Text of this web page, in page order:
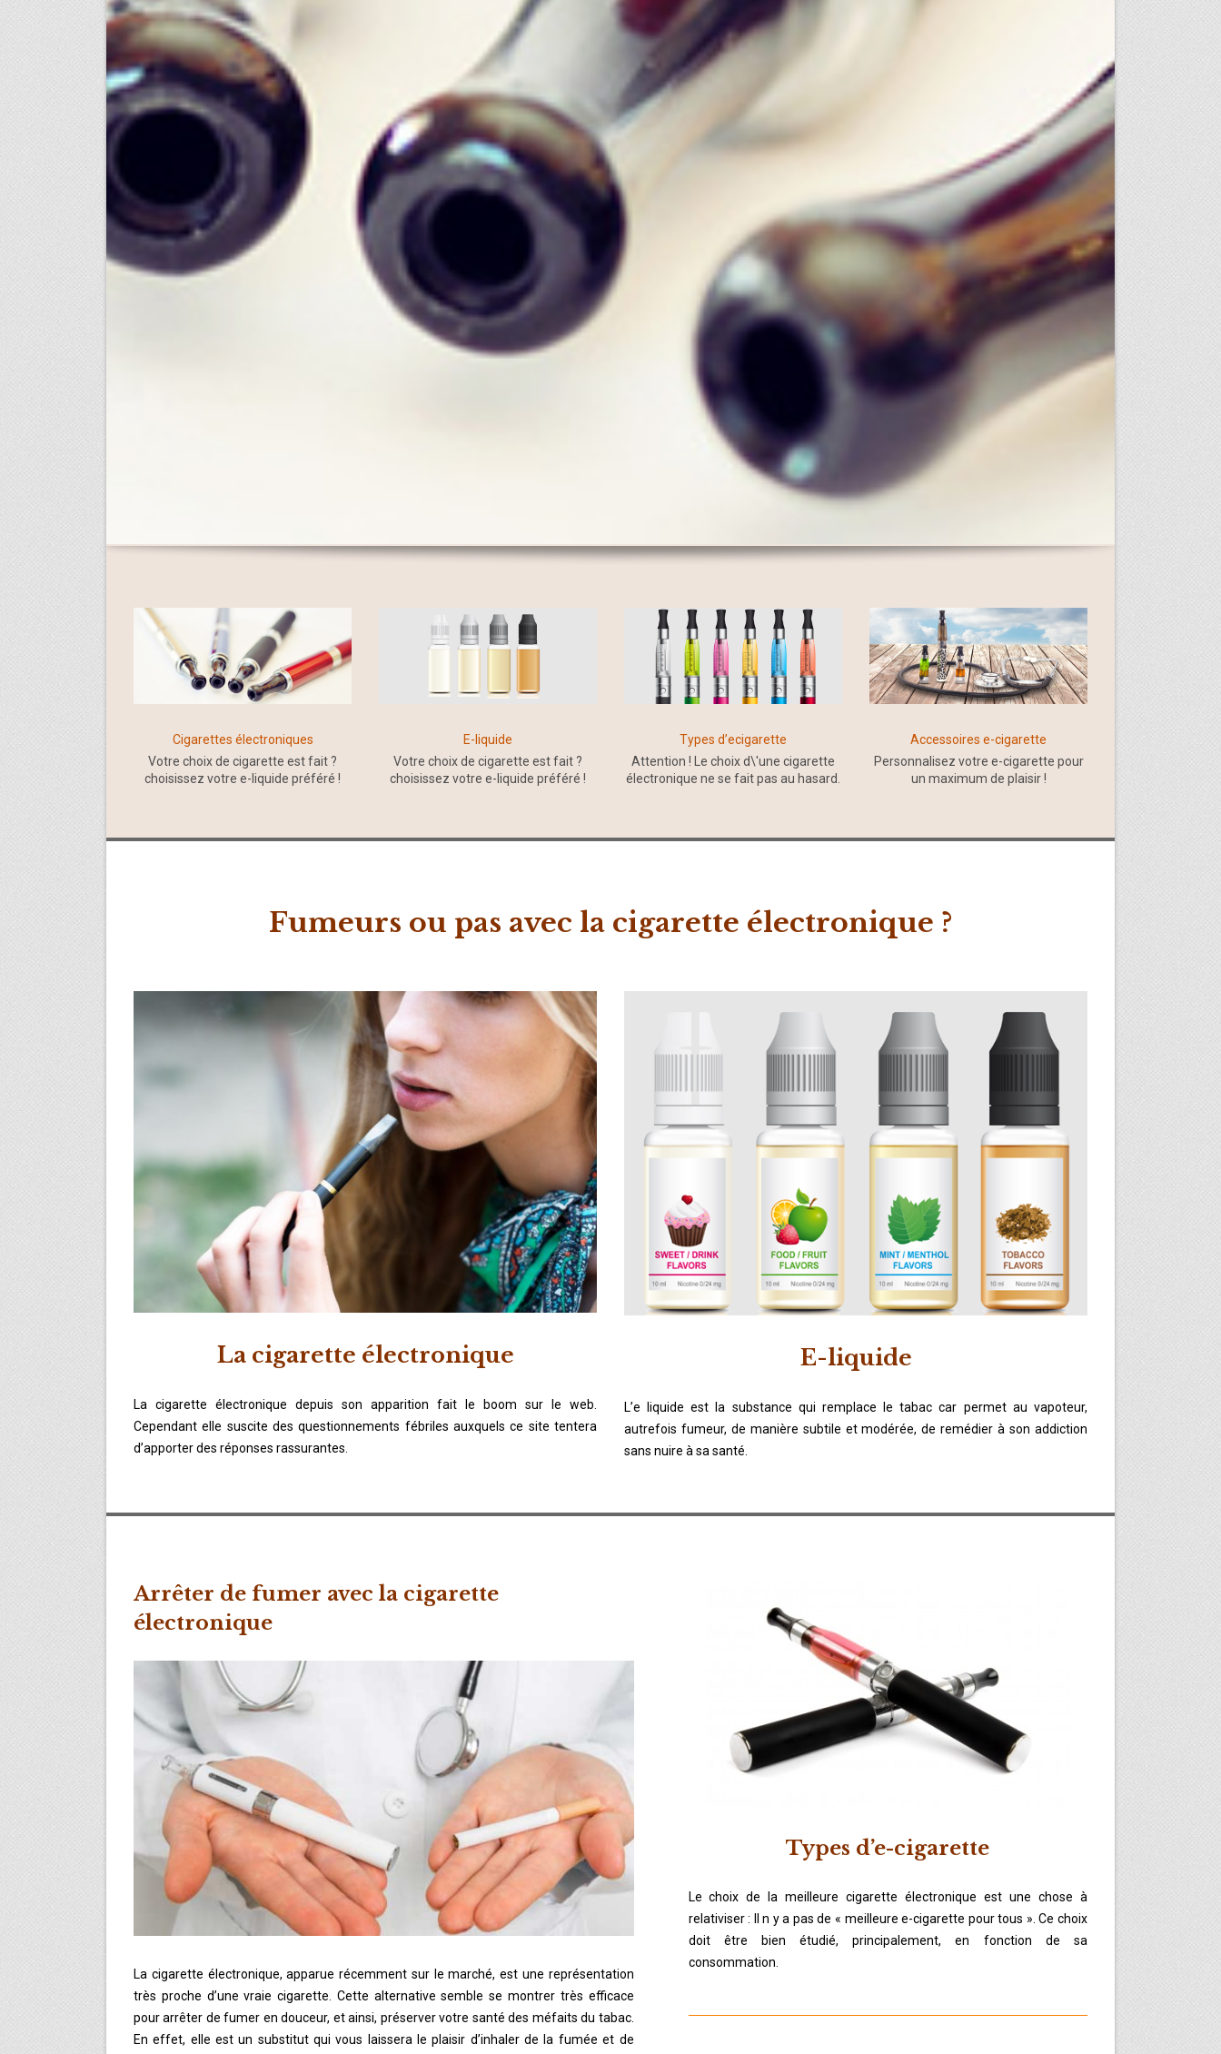
Cigarettes électroniques
Votre choix de cigarette est fait ?
choisissez votre e-liquide préféré !
E-liquide
Votre choix de cigarette est fait ?
choisissez votre e-liquide préféré !
Types d’ecigarette
Attention ! Le choix d\'une cigarette
électronique ne se fait pas au hasard.
Accessoires e-cigarette
Personnalisez votre e-cigarette pour
un maximum de plaisir !
Fumeurs ou pas avec la cigarette électronique ?
La cigarette électronique
La cigarette électronique depuis son apparition fait le boom sur le web.
Cependant elle suscite des questionnements fébriles auxquels ce site tentera
d’apporter des réponses rassurantes.
E-liquide
L’e liquide est la substance qui remplace le tabac car permet au vapoteur,
autrefois fumeur, de manière subtile et modérée, de remédier à son addiction
sans nuire à sa santé.
Arrêter de fumer avec la cigarette
électronique
La cigarette électronique, apparue récemment sur le marché, est une représentation
très proche d’une vraie cigarette. Cette alternative semble se montrer très efficace
pour arrêter de fumer en douceur, et ainsi, préserver votre santé des méfaits du tabac.
En effet, elle est un substitut qui vous laissera le plaisir d’inhaler de la fumée et de
Types d’e-cigarette
Le choix de la meilleure cigarette électronique est une chose à
relativiser : Il n y a pas de « meilleure e-cigarette pour tous ». Ce choix
doit être bien étudié, principalement, en fonction de sa
consommation.